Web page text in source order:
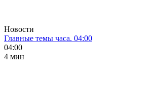
Новости
Главные темы часа. 04:00
04:00
4 мин